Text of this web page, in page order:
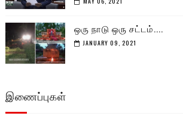
ஒரு நாடு ஒரு சட்டம்....
JANUARY 09, 2021
இணைப்புகள்